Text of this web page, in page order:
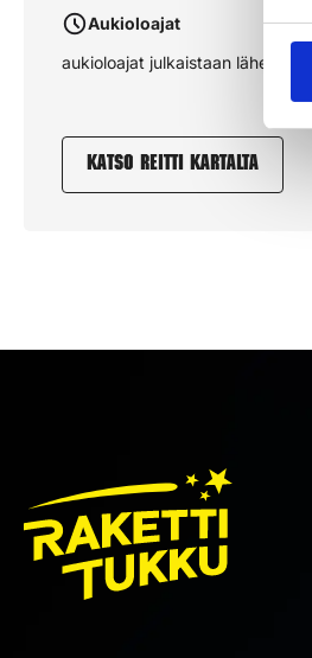
Aukioloajat
aukioloajat julkaistaan
Katso reitti kartalta